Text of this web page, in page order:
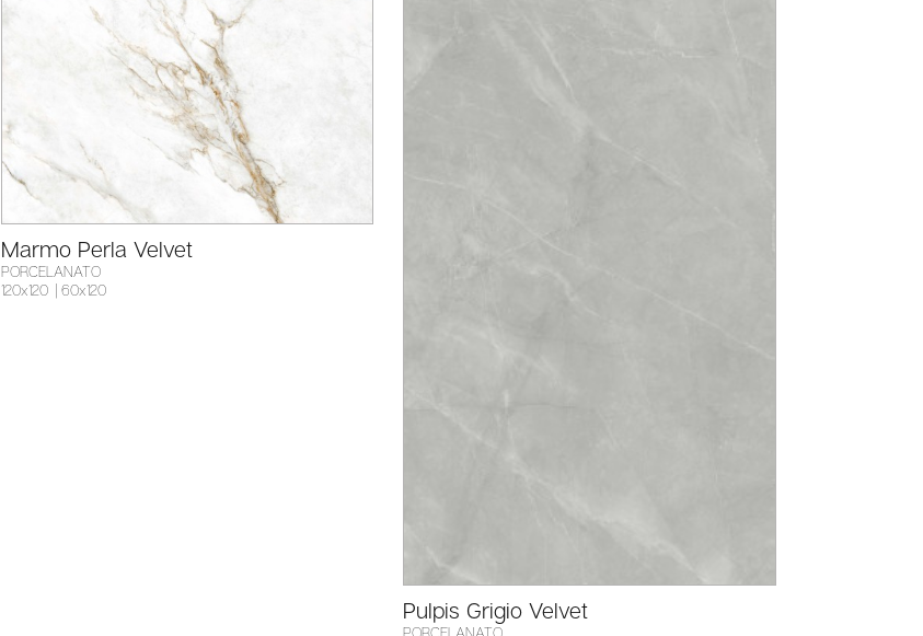
Marmo Perla Velvet
PORCELANATO
120x120
| 60x120
Pulpis Grigio Velvet